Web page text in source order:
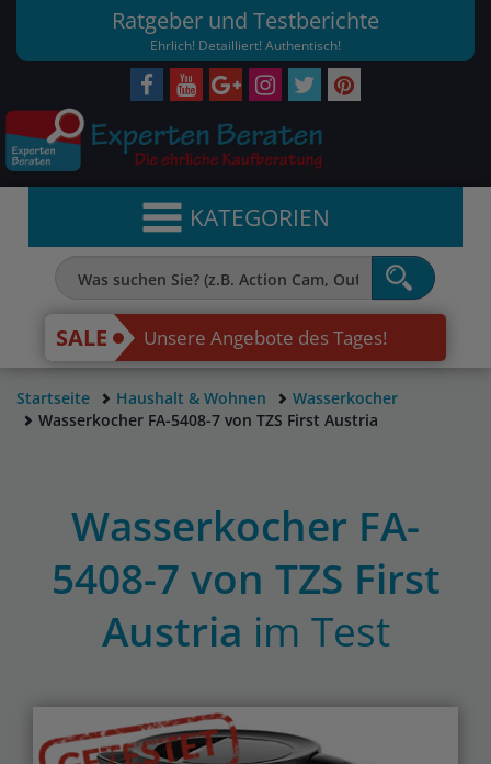
Ratgeber und Testberichte
Ehrlich! Detailliert! Authentisch!
KATEGORIEN
SALE Unsere Angebote des Tages!
Startseite Haushalt & Wohnen
Wasserkocher
Wasserkocher FA-5408-7 von TZS First Austria
Wasserkocher FA-
5408-7 von TZS First
Austria im Test